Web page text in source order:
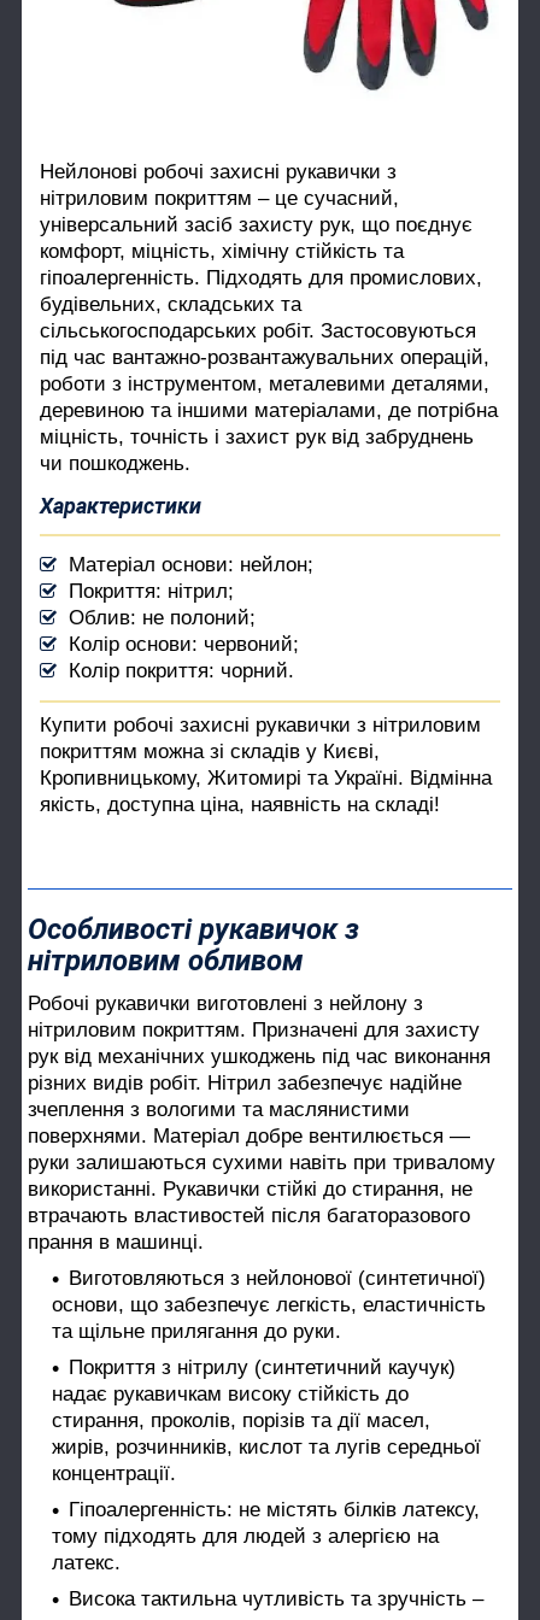
Нейлонові робочі захисні рукавички з
нітриловим покриттям – це сучасний,
універсальний засіб захисту рук, що поєднує
комфорт, міцність, хімічну стійкість та
гіпоалергенність. Підходять для промислових,
будівельних, складських та
сільськогосподарських робіт. Застосовуються
під час вантажно-розвантажувальних операцій,
роботи з інструментом, металевими деталями,
деревиною та іншими матеріалами, де потрібна
міцність, точність і захист рук від забруднень
чи пошкоджень.
Характеристики
Матеріал основи: нейлон;
Покриття: нітрил;
Облив: не полоний;
Колір основи: червоний;
Колір покриття: чорний.
Купити робочі захисні рукавички з нітриловим
покриттям можна зі складів у Києві,
Кропивницькому, Житомирі та Україні. Відмінна
якість, доступна ціна, наявність на складі!
Особливості рукавичок з
нітриловим обливом
Робочі рукавички виготовлені з нейлону з
нітриловим покриттям. Призначені для захисту
рук від механічних ушкоджень під час виконання
різних видів робіт. Нітрил забезпечує надійне
зчеплення з вологими та маслянистими
поверхнями. Матеріал добре вентилюється —
руки залишаються сухими навіть при тривалому
використанні. Рукавички стійкі до стирання, не
втрачають властивостей після багаторазового
прання в машинці.
Виготовляються з нейлонової (синтетичної)
основи, що забезпечує легкість, еластичність
та щільне прилягання до руки.
Покриття з нітрилу (синтетичний каучук)
надає рукавичкам високу стійкість до
стирання, проколів, порізів та дії масел,
жирів, розчинників, кислот та лугів середньої
концентрації.
Гіпоалергенність: не містять білків латексу,
тому підходять для людей з алергією на
латекс.
Висока тактильна чутливість та зручність –